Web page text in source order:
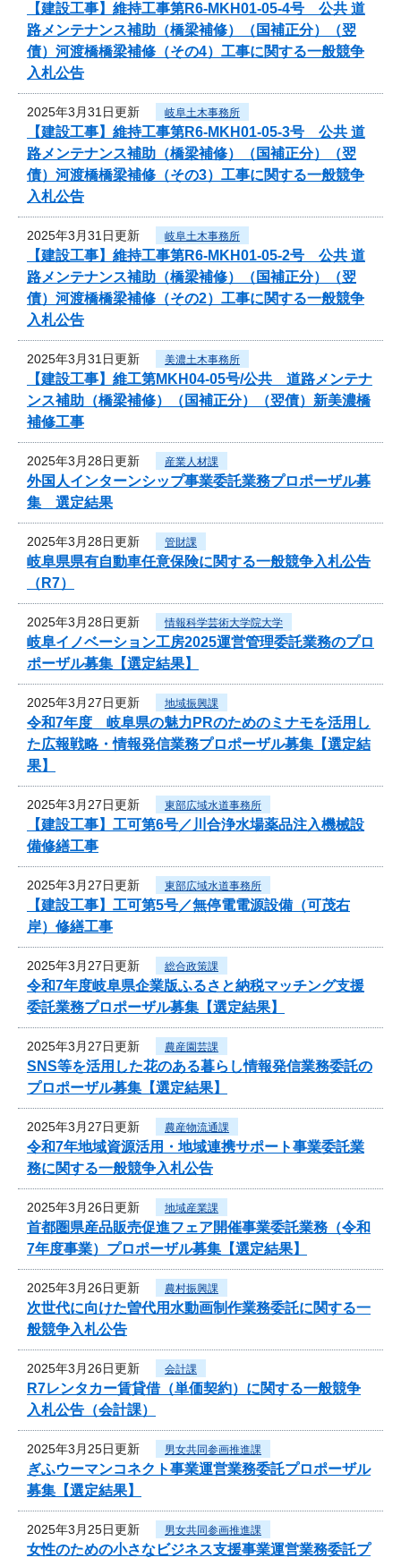
【建設工事】維持工事第R6-MKH01-05-4号 公共 道
路メンテナンス補助（橋梁補修）（国補正分）（翌
債）河渡橋橋梁補修（その4）工事に関する一般競争
入札公告
2025年3月31日更新 岐阜土木事務所
【建設工事】維持工事第R6-MKH01-05-3号 公共 道
路メンテナンス補助（橋梁補修）（国補正分）（翌
債）河渡橋橋梁補修（その3）工事に関する一般競争
入札公告
2025年3月31日更新 岐阜土木事務所
【建設工事】維持工事第R6-MKH01-05-2号 公共 道
路メンテナンス補助（橋梁補修）（国補正分）（翌
債）河渡橋橋梁補修（その2）工事に関する一般競争
入札公告
2025年3月31日更新 美濃土木事務所
【建設工事】維工第MKH04-05号/公共 道路メンテナ
ンス補助（橋梁補修）（国補正分）（翌債）新美濃橋
補修工事
2025年3月28日更新 産業人材課
外国人インターンシップ事業委託業務プロポーザル募
集 選定結果
2025年3月28日更新 管財課
岐阜県県有自動車任意保険に関する一般競争入札公告
（R7）
2025年3月28日更新 情報科学芸術大学院大学
岐阜イノベーション工房2025運営管理委託業務のプロ
ポーザル募集【選定結果】
2025年3月27日更新 地域振興課
令和7年度 岐阜県の魅力PRのためのミナモを活用し
た広報戦略・情報発信業務プロポーザル募集【選定結
果】
2025年3月27日更新 東部広域水道事務所
【建設工事】工可第6号／川合浄水場薬品注入機械設
備修繕工事
2025年3月27日更新 東部広域水道事務所
【建設工事】工可第5号／無停電電源設備（可茂右
岸）修繕工事
2025年3月27日更新 総合政策課
令和7年度岐阜県企業版ふるさと納税マッチング支援
委託業務プロポーザル募集【選定結果】
2025年3月27日更新 農産園芸課
SNS等を活用した花のある暮らし情報発信業務委託の
プロポーザル募集【選定結果】
2025年3月27日更新 農産物流通課
令和7年地域資源活用・地域連携サポート事業委託業
務に関する一般競争入札公告
2025年3月26日更新 地域産業課
首都圏県産品販売促進フェア開催事業委託業務（令和
7年度事業）プロポーザル募集【選定結果】
2025年3月26日更新 農村振興課
次世代に向けた曽代用水動画制作業務委託に関する一
般競争入札公告
2025年3月26日更新 会計課
R7レンタカー賃貸借（単価契約）に関する一般競争
入札公告（会計課）
2025年3月25日更新 男女共同参画推進課
ぎふウーマンコネクト事業運営業務委託プロポーザル
募集【選定結果】
2025年3月25日更新 男女共同参画推進課
女性のための小さなビジネス支援事業運営業務委託プ